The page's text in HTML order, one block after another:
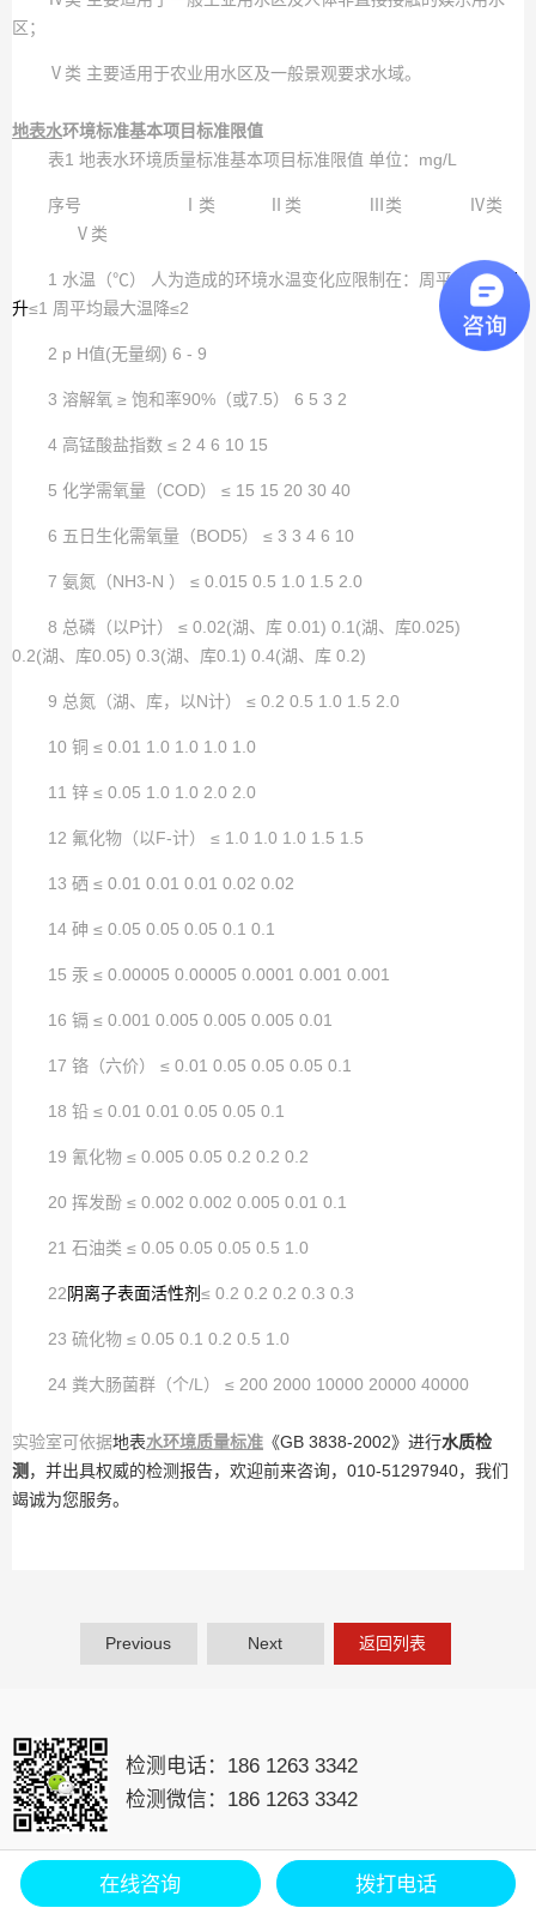
区；
Ⅴ类 主要适用于农业用水区及一般景观要求水域。
地表水环境标准基本项目标准限值
表1 地表水环境质量标准基本项目标准限值 单位：mg/L
序号 Ⅰ类 Ⅱ类 Ⅲ类 Ⅳ类
Ⅴ类
1 水温（℃） 人为造成的环境水温变化应限制在：周平均最大 温
升≤1 周平均最大温降≤2
2 p H值(无量纲) 6 - 9
3 溶解氧 ≥ 饱和率90%（或7.5） 6 5 3 2
4 高锰酸盐指数 ≤ 2 4 6 10 15
5 化学需氧量（COD） ≤ 15 15 20 30 40
6 五日生化需氧量（BOD5） ≤ 3 3 4 6 10
7 氨氮（NH3-N ） ≤ 0.015 0.5 1.0 1.5 2.0
8 总磷（以P计） ≤ 0.02(湖、库 0.01) 0.1(湖、库0.025)
0.2(湖、库0.05) 0.3(湖、库0.1) 0.4(湖、库 0.2)
9 总氮（湖、库，以N计） ≤ 0.2 0.5 1.0 1.5 2.0
10 铜 ≤ 0.01 1.0 1.0 1.0 1.0
11 锌 ≤ 0.05 1.0 1.0 2.0 2.0
12 氟化物（以F-计） ≤ 1.0 1.0 1.0 1.5 1.5
13 硒 ≤ 0.01 0.01 0.01 0.02 0.02
14 砷 ≤ 0.05 0.05 0.05 0.1 0.1
15 汞 ≤ 0.00005 0.00005 0.0001 0.001 0.001
16 镉 ≤ 0.001 0.005 0.005 0.005 0.01
17 铬（六价） ≤ 0.01 0.05 0.05 0.05 0.1
18 铅 ≤ 0.01 0.01 0.05 0.05 0.1
19 氰化物 ≤ 0.005 0.05 0.2 0.2 0.2
20 挥发酚 ≤ 0.002 0.002 0.005 0.01 0.1
21 石油类 ≤ 0.05 0.05 0.05 0.5 1.0
22阴离子表面活性剂≤ 0.2 0.2 0.2 0.3 0.3
23 硫化物 ≤ 0.05 0.1 0.2 0.5 1.0
24 粪大肠菌群（个/L） ≤ 200 2000 10000 20000 40000
实验室可依据地表水环境质量标准 《GB 3838-2002》进行水质检
测 ，并出具权威的检测报告，欢迎前来咨询，010-51297940，我们
竭诚为您服务。
Previous Next 返回列表
检测电话： 186 1263 3342
检测微信： 186 1263 3342
CopyRight 2013-2019 北京检测中心 京ICP备15002359号
在线咨询 拨打电话